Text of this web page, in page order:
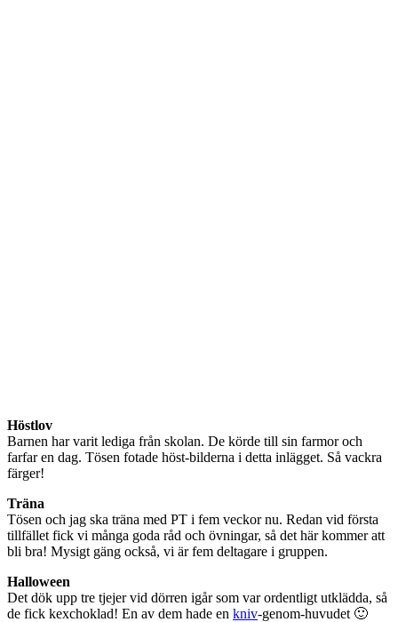
Höstlov
Barnen har varit lediga från skolan. De körde till sin farmor och
farfar en dag. Tösen fotade höst-bilderna i detta inlägget. Så vackra
färger!
Träna
Tösen och jag ska träna med PT i fem veckor nu. Redan vid första
tillfället fick vi många goda råd och övningar, så det här kommer att
bli bra! Mysigt gäng också, vi är fem deltagare i gruppen.
Halloween
Det dök upp tre tjejer vid dörren igår som var ordentligt utklädda, så
de fick kexchoklad! En av dem hade en kniv-genom-huvudet 🙂